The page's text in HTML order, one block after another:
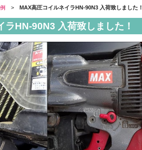
> MAX高圧コイルネイラHN-90N3 入荷致しました！
ラHN-90N3 入荷致しました！